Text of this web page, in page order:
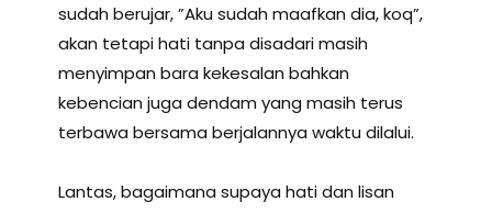
sudah berujar, ”Aku sudah maafkan dia, koq”,
akan tetapi hati tanpa disadari masih
menyimpan bara kekesalan bahkan
kebencian juga dendam yang masih terus
terbawa bersama berjalannya waktu dilalui.
Lantas, bagaimana supaya hati dan lisan